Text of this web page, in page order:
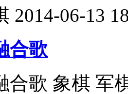
2014-06-13
合歌
合歌 象棋 军